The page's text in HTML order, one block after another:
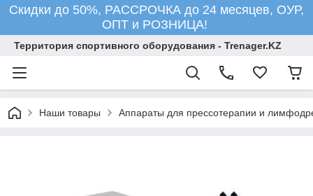
Скидки до 50%, РАССРОЧКА до 24 месяцев, ОУР,
ОПТ и РОЗНИЦА!
Территория спортивного оборудования - Trenager.KZ
Наши товары Аппараты для прессотерапии и